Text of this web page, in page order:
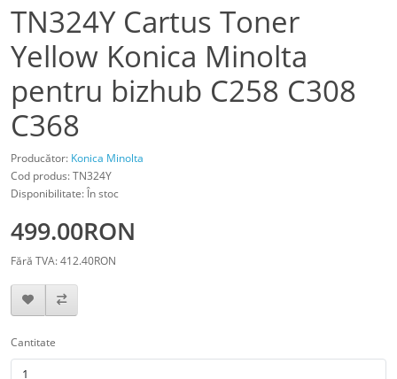
TN324Y Cartus Toner
Yellow Konica Minolta
pentru bizhub C258 C308
C368
Producător: Konica Minolta
Cod produs: TN324Y
Disponibilitate: În stoc
499.00RON
Fără TVA: 412.40RON
Cantitate